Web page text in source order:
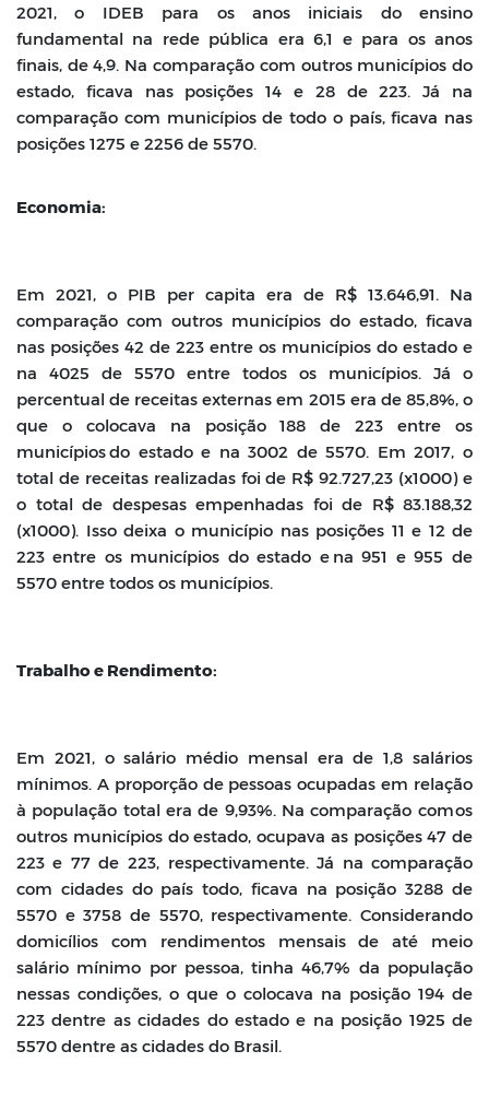
2021, o IDEB para os anos iniciais do ensino
fundamental na rede pública era 6,1 e para os anos
finais, de 4,9. Na comparação com outros municípios do
estado, ficava nas posições 14 e 28 de 223. Já na
comparação com municípios de todo o país, ficava nas
posições 1275 e 2256 de 5570.
Economia:
Em 2021, o PIB per capita era de R$ 13.646,91. Na
comparação com outros municípios do estado, ficava
nas posições 42 de 223 entre os municípios do estado e
na 4025 de 5570 entre todos os municípios. Já o
percentual de receitas externas em 2015 era de 85,8%, o
que o colocava na posição 188 de 223 entre os
municípiosdo estado e na 3002 de 5570. Em 2017, o
total de receitas realizadas foi de R$ 92.727,23 (x1000) e
o total de despesas empenhadas foi de R$ 83.188,32
(x1000). Isso deixa o município nas posições 11 e 12 de
223 entre os municípios do estado e na 951 e 955 de
5570 entre todos os municípios.
Trabalhoe Rendimento:
Em 2021, o salário médio mensal era de 1,8 salários
mínimos. A proporção de pessoas ocupadas em relação
à população total era de 9,93%. Na comparação comos
outros municípios do estado, ocupava as posições 47 de
223 e 77 de 223, respectivamente. Já na comparação
com cidades do país todo, ficava na posição 3288 de
5570 e 3758 de 5570, respectivamente. Considerando
domicílios com
rendimentos mensais de até meio
salário mínimo por pessoa, tinha 46,7% da população
nessas condições, o que o colocava na posição 194 de
223 dentre as cidades do estado e na posição 1925 de
5570 dentre as cidades do Brasil.